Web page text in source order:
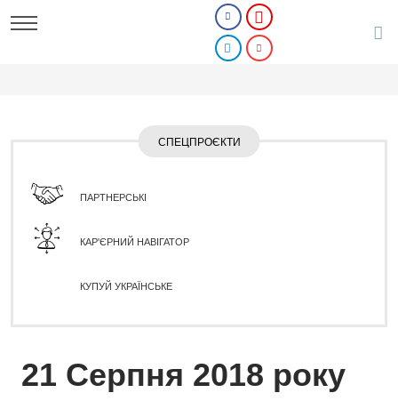
СПЕЦПРОЄКТИ
ПАРТНЕРСЬКІ
КАР'ЄРНИЙ НАВІГАТОР
КУПУЙ УКРАЇНСЬКЕ
21 Серпня 2018 року